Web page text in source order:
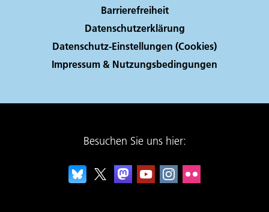
Barrierefreiheit
Datenschutzerklärung
Datenschutz-Einstellungen (Cookies)
Impressum & Nutzungsbedingungen
Besuchen Sie uns hier: